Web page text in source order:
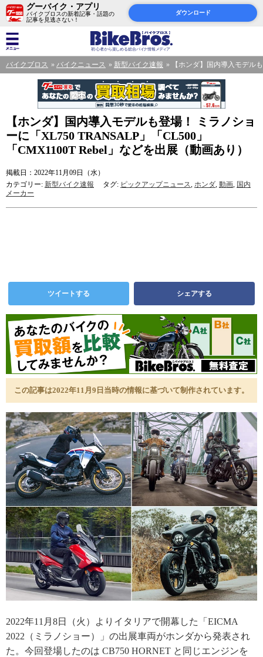
グーバイク・アプリ
バイクブロスの新着記事・話題の
記事を見逃さない！
ダウンロード
バイクブロス バイクニュース 新型バイク速報 【ホンダ】国内導入モデル
【ホンダ】国内導入モデルも登場！ ミラノショ
ーに「XL750 TRANSALP」「CL500」
「CMX1100T Rebel」などを出展（動画あり）
掲載日：2022年11月09日（水）
カテゴリー: 新型バイク速報 タグ: ピックアップニュース, ホンダ, 動画, 国内
メーカー
ツイートする シェアする
この記事は2022年11月9日当時の情報に基づいて制作されています。
2022年11月8日（火）よりイタリアで開幕した「EICMA
2022（ミラノショー）」の出展車両がホンダから発表され
た。今回登場したのは CB750 HORNET と同じエンジンを